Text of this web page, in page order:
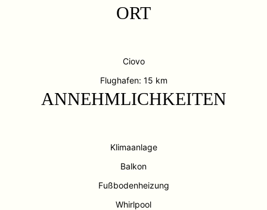
ORT
Ciovo
Flughafen: 15 km
ANNEHMLICHKEITEN
Klimaanlage
Balkon
Fußbodenheizung
Whirlpool